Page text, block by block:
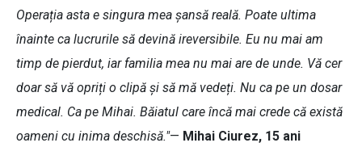
Operația asta e singura mea șansă reală. Poate ultima
înainte ca lucrurile să devină ireversibile. Eu nu mai am
timp de pierdut, iar familia mea nu mai are de unde. Vă cer
doar să vă opriți o clipă și să mă vedeți. Nu ca pe un dosar
medical. Ca pe Mihai. Băiatul care încă mai crede că există
oameni cu inima deschisă."— Mihai Ciurez, 15 ani